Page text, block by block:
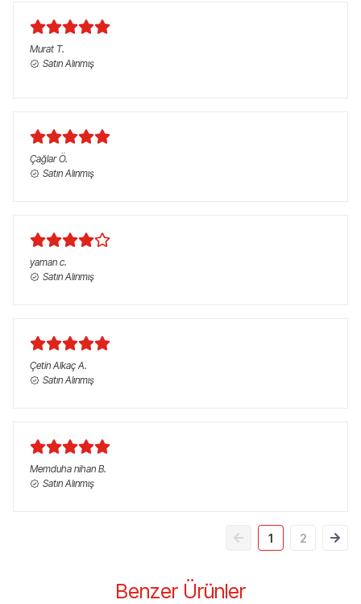
Murat T.
Satın Alınmış
ÇağlarÖ.
Satın Alınmış
yaman c.
Satın Alınmış
Çetin Alkaç A.
Satın Alınmış
Memduha nihan B.
Satın Alınmış
1 2
Benzer Ürünler